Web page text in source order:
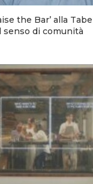
the Bar’ alla
senso di comunità